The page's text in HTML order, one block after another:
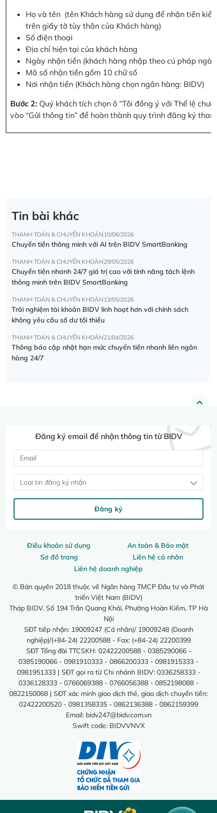
Họ và tên (tên Khách hàng sử dụng để nhận tiền
trên giấy tờ tùy thân của Khách hàng)
Số điện thoại
Địa chỉ hiện tại của khách hàng
Ngày nhận tiền (khách hàng nhập theo cú pháp
Mã số nhận tiền gồm 10 chữ số
Nơi nhận tiền (Khách hàng chọn ngân hàng: BIDV)
Bước 2: Quý khách tích chọn ô “Tôi đồng ý với Thể lệ
vào “Gửi thông tin” để hoàn thành quy trình đăng ký
Tin bài khác
THANH TOÁN & CHUYỂN KHOẢN 10/06/2026
Chuyển tiền thông minh với AI trên BIDV SmartBanking
THANH TOÁN & CHUYỂN KHOẢN 29/05/2026
Chuyển tiền nhanh 24/7 giá trị cao với tính năng tách lệnh
thông minh trên BIDV SmartBanking
THANH TOÁN & CHUYỂN KHOẢN 13/05/2026
Trải nghiệm tài khoản BIDV linh hoạt hơn với chính sách
không yêu cầu số dư tối thiểu
THANH TOÁN & CHUYỂN KHOẢN 21/04/2026
Thông báo cập nhật hạn mức chuyển tiền nhanh liên ngân
hàng 24/7
Điều khoản sử dụng
An toàn & Bảo mật
Sơ đồ trang
Liên hệ cá nhân
Liên hệ doanh nghiệp
© Bản quyền 2018 thuộc về Ngân hàng TMCP Đầu tư và Phát
triển Việt Nam (BIDV)
Tháp BIDV, Số 194 Trần Quang Khải, Phường Hoàn Kiếm, TP Hà
Nội
SĐT tiếp nhận: 19009247 (Cá nhân)/ 19009248 (Doanh
nghiệp)/(+84-24) 22200588 - Fax: (+84-24) 22200399
SĐT Tổng đài TTCSKH: 02422200588 - 0385290066 -
0385190066 - 0981910333 - 0866200333 - 0981915333 -
0981951333 | SĐT gọi ra từ Chi nhánh BIDV: 0336258333 -
0336128333 - 0766069388 - 0766056388 - 0852198088 -
0822150068 | SĐT xác minh giao dịch thẻ, giao dịch chuyển tiền:
02422200520 - 0981358335 - 0862136388 - 0862159399
Email: bidv247@bidv.com.vn
Swift code: BIDVVNVX
Đăng ký email để nhận thông tin từ BIDV
Loại tin đăng ký nhận
Đăng ký